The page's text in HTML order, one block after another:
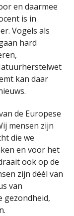
en daarmee
is in
Vogels als
hard
kan daar
de Europese
mensen zijn
die we
en voor het
ook op de
zijn déél van
van
gezondheid,